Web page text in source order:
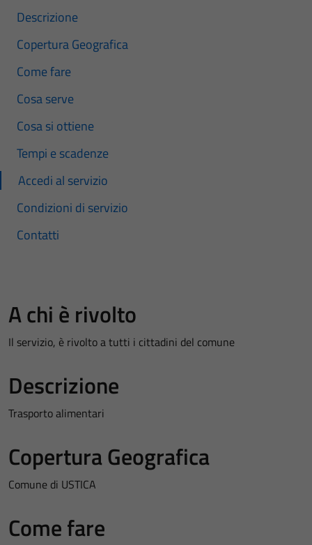
Descrizione
Copertura Geografica
Come fare
Cosa serve
Cosa si ottiene
Tempi e scadenze
Accedi al servizio
Condizioni di servizio
Contatti
A chi è rivolto
Il servizio, è rivolto a tutti i cittadini del comune
Descrizione
Trasporto alimentari
Copertura Geografica
Comune di USTICA
Come fare